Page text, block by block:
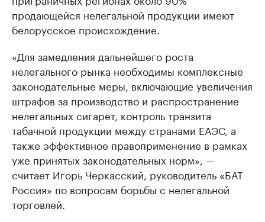
продающейся нелегальной продукции имеют
белорусское происхождение.
«Для замедления дальнейшего роста
нелегального рынка необходимы комплексные
законодательные меры, включающие увеличения
штрафов за производство и распространение
нелегальных сигарет, контроль транзита
табачной продукции между странами ЕАЭС, а
также эффективное правоприменение в рамках
уже принятых законодательных норм», —
считает Игорь Черкасский, руководитель «БАТ
Россия» по вопросам борьбы с нелегальной
торговлей.